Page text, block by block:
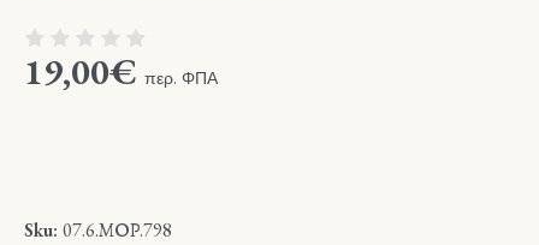
19,00€ περ. ΦΠΑ
Sku: 07.6.ΜΟΡ.798